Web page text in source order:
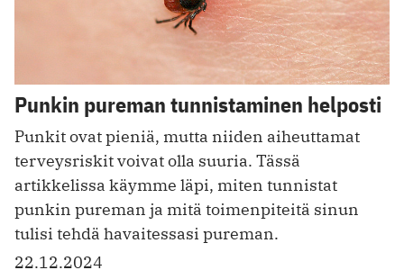
Punkin pureman tunnistaminen helposti
Punkit ovat pieniä, mutta niiden aiheuttamat
terveysriskit voivat olla suuria. Tässä
artikkelissa käymme läpi, miten tunnistat
punkin pureman ja mitä toimenpiteitä sinun
tulisi tehdä havaitessasi pureman.
22.12.2024